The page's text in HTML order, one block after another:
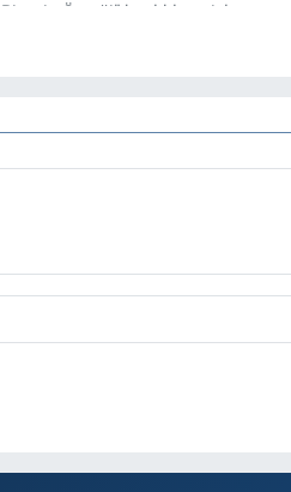
Örneği” başlıklı teziyle
halen Referansgazetesi.com.tr'de